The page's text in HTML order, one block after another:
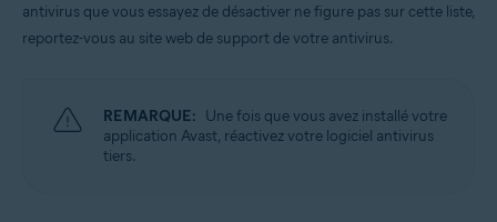
antivirus que vous essayez de désactiver ne figure pas sur cette liste,
reportez-vous au site web de support de votre antivirus.
REMARQUE: Une fois que vous avez installé votre
application Avast, réactivez votre logiciel antivirus
tiers.